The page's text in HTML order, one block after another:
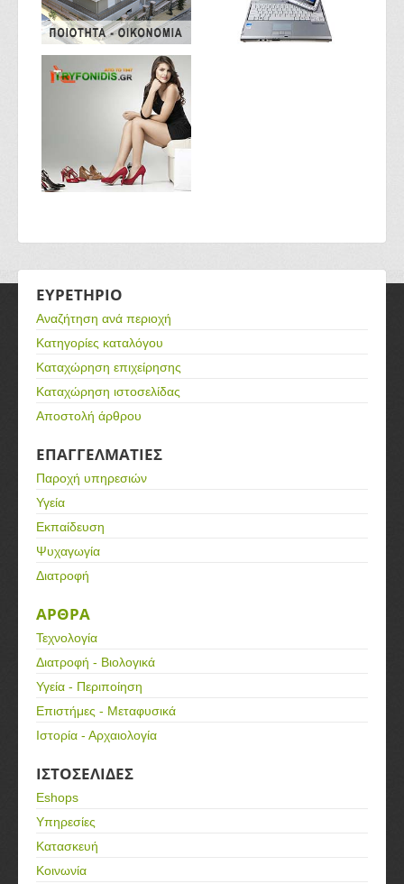
ΕΥΡΕΤΗΡΙΟ
Αναζήτηση ανά περιοχή
Κατηγορίες καταλόγου
Καταχώρηση επιχείρησης
Καταχώρηση ιστοσελίδας
Αποστολή άρθρου
ΕΠΑΓΓΕΛΜΑΤΙΕΣ
Παροχή υπηρεσιών
Υγεία
Εκπαίδευση
Ψυχαγωγία
Διατροφή
ΑΡΘΡΑ
Τεχνολογία
Διατροφή - Βιολογικά
Υγεία - Περιποίηση
Επιστήμες - Μεταφυσικά
Ιστορία - Αρχαιολογία
ΙΣΤΟΣΕΛΙΔΕΣ
Eshops
Υπηρεσίες
Κατασκευή
Κοινωνία